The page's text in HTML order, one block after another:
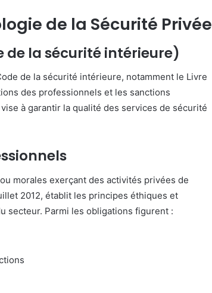
de la Sécurité Privée
de la sécurité intérieure)
de la sécurité intérieure, notamment le Livre
des professionnels et les sanctions
à garantir la qualité des services de sécurité
morales exerçant des activités privées de
2012, établit les principes éthiques et
secteur. Parmi les obligations figurent :